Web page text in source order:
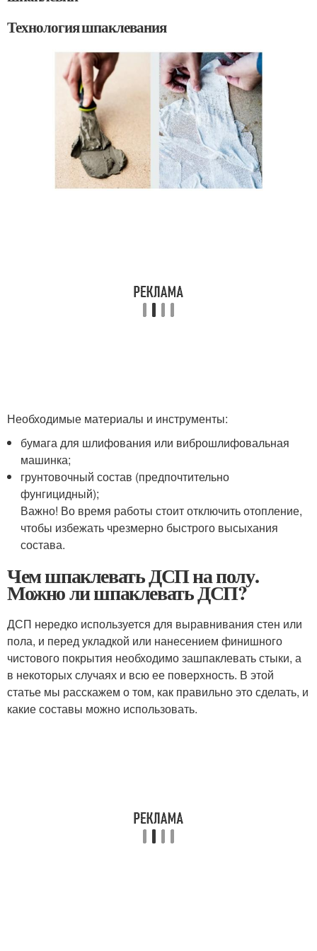
Технология шпаклевания
Необходимые материалы и инструменты:
бумага для шлифования или виброшлифовальная
машинка;
грунтовочный состав (предпочтительно
фунгицидный);
Важно! Во время работы стоит отключить отопление,
чтобы избежать чрезмерно быстрого высыхания
состава.
Чем шпаклевать ДСП на полу.
Можно ли шпаклевать ДСП?
ДСП нередко используется для выравнивания стен или
пола, и перед укладкой или нанесением финишного
чистового покрытия необходимо зашпаклевать стыки, а
в некоторых случаях и всю ее поверхность. В этой
статье мы расскажем о том, как правильно это сделать, и
какие составы можно использовать.